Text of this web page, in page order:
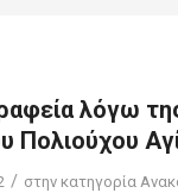
λόγω
Πολιούχου
/ στην κατηγορία